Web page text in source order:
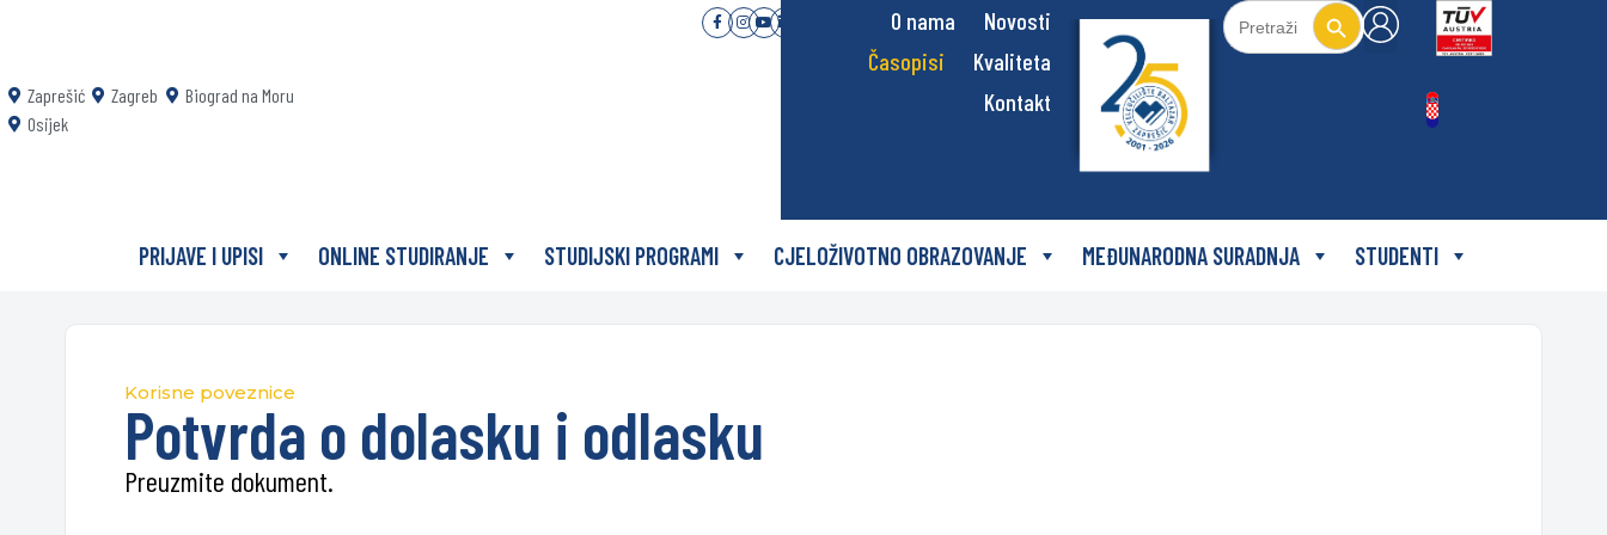
Zaprešić Zagreb
Biograd na Moru
Osijek
O nama
Novosti
Časopisi
Kvaliteta
Kontakt
Search
for:
Search Button
PRIJAVE I UPISI ONLINE STUDIRANJE STUDIJSKI PROGRAMI CJELOŽIVOTNO OBRAZOVANJE MEĐUNARODNA SURADNJA STUDENTI
Korisne poveznice
Potvrda o dolasku i odlasku
Preuzmite dokument.